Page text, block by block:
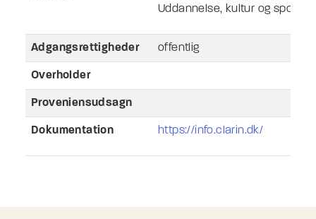
Uddannelse, kultur og sport
Adgangsrettigheder offentlig
Overholder
Proveniensudsagn
Dokumentation https://info.clarin.dk/